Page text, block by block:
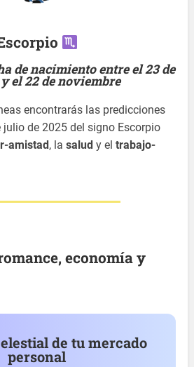
de nacimiento entre el 23 de
el 22 de noviembre
encontrarás las predicciones
julio de 2025 del signo Escorpio
amistad , lasalud y eltrabajo-
economía y
de tu mercado
personal